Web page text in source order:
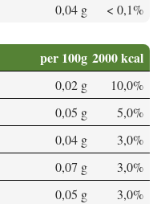
0,04 g < 0,1%
per 100g 2000 kcal
0,02 g
10,0%
0,05 g
5,0%
0,04 g
3,0%
0,07 g
3,0%
0,05 g
3,0%